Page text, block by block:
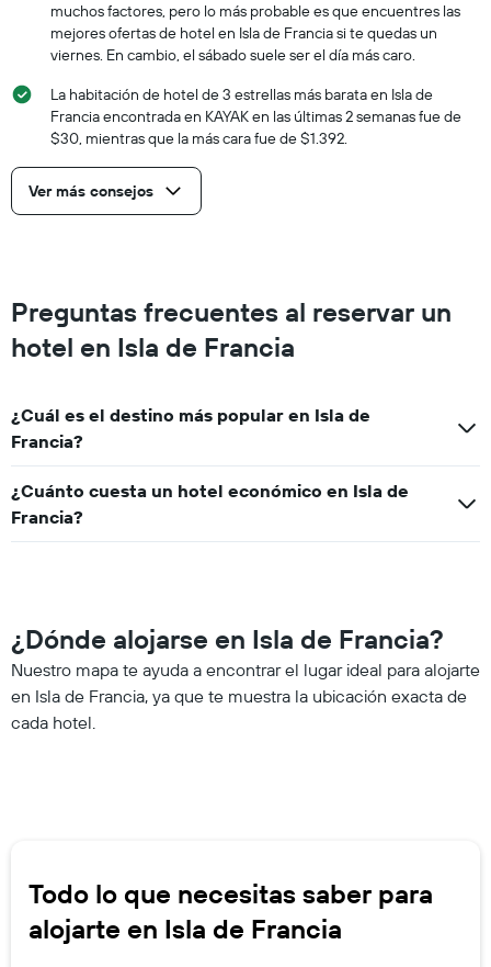
muchos factores, pero lo más probable es que encuentres las
mejores ofertas de hotel en Isla de Francia si te quedas un
viernes. En cambio, el sábado suele ser el día más caro.
La habitación de hotel de 3 estrellas más barata en Isla de
Francia encontrada en KAYAK en las últimas 2 semanas fue de
$30, mientras que la más cara fue de $1.392.
Ver más consejos
Preguntas frecuentes al reservar un
hotel en Isla de Francia
¿Cuál es el destino más popular en Isla de
Francia?
¿Cuánto cuesta un hotel económico en Isla de
Francia?
¿Dónde alojarse en Isla de Francia?
Nuestro mapa te ayuda a encontrar el lugar ideal para alojarte
en Isla de Francia, ya que te muestra la ubicación exacta de
cada hotel.
Todo lo que necesitas saber para
alojarte en Isla de Francia